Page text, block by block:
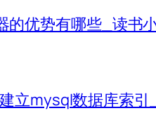
的优势有哪些_读书
立mysql数据库索引